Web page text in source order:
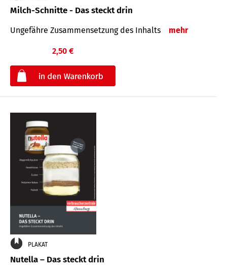
Milch-Schnitte - Das steckt drin
Ungefähre Zu­sammen­setzung des Inhalts mehr
2,50 €
PLAKAT
Nutella – Das steckt drin